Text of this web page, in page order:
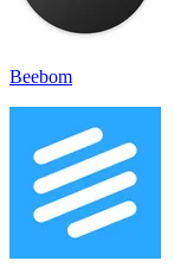
Beebom